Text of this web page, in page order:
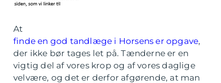
At
finde en god tandlæge i Horsens er opgave,
der ikke bør tages let på. Tænderne er en
vigtig del af vores krop og af vores daglige
velvære, og det er derfor afgørende, at man